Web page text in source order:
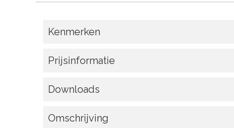
Kenmerken
Prijsinformatie
Downloads
Omschrijving